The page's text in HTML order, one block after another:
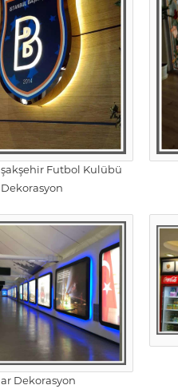
Futbol Kulübü
Dekorasyon
Dekorasyon